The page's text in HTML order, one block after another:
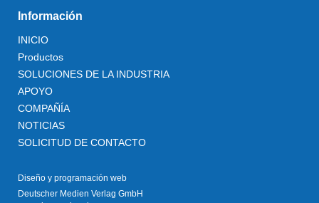
Información
INICIO
Productos
SOLUCIONES DE LA INDUSTRIA
APOYO
COMPAÑÍA
NOTICIAS
SOLICITUD DE CONTACTO
Diseño y programación web
Deutscher Medien Verlag GmbH